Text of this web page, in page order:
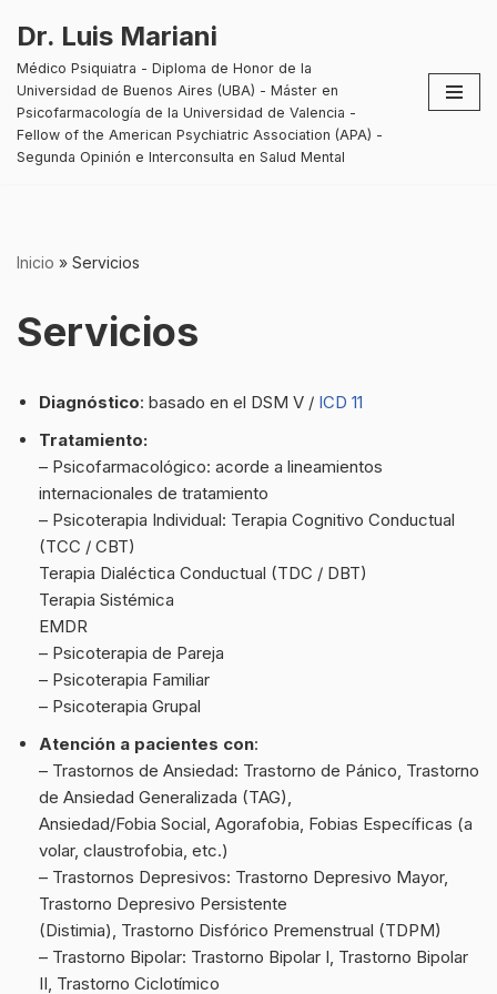
Saltar
al
contenido
Dr. Luis Mariani
Médico Psiquiatra - Diploma de Honor de la
Universidad de Buenos Aires (UBA) - Máster en
Psicofarmacología de la Universidad de Valencia -
Fellow of the American Psychiatric Association (APA) -
Segunda Opinión e Interconsulta en Salud Mental
Inicio » Servicios
Servicios
Diagnóstico: basado en el DSM V / ICD 11
Tratamiento:
– Psicofarmacológico: acorde a lineamientos
internacionales de tratamiento
– Psicoterapia Individual: Terapia Cognitivo Conductual
(TCC / CBT)
Terapia Dialéctica Conductual (TDC / DBT)
Terapia Sistémica
EMDR
– Psicoterapia de Pareja
– Psicoterapia Familiar
– Psicoterapia Grupal
Atención a pacientes con:
– Trastornos de Ansiedad: Trastorno de Pánico, Trastorno
de Ansiedad Generalizada (TAG),
Ansiedad/Fobia Social, Agorafobia, Fobias Específicas (a
volar, claustrofobia, etc.)
– Trastornos Depresivos: Trastorno Depresivo Mayor,
Trastorno Depresivo Persistente
(Distimia), Trastorno Disfórico Premenstrual (TDPM)
– Trastorno Bipolar: Trastorno Bipolar I, Trastorno Bipolar
II, Trastorno Ciclotímico